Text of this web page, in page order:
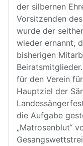
der silbernen
Vorsitzenden
wurde der
wieder ernannt,
bisherigen
für den Verein
Hauptziel der
die Aufgabe
„Matrosenblut“